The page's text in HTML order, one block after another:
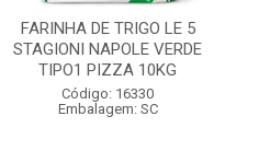
FARINHA DE TRIGO LE 5
STAGIONI NAPOLE VERDE
TIPO1 PIZZA 10KG
Código: 16330
Embalagem: SC